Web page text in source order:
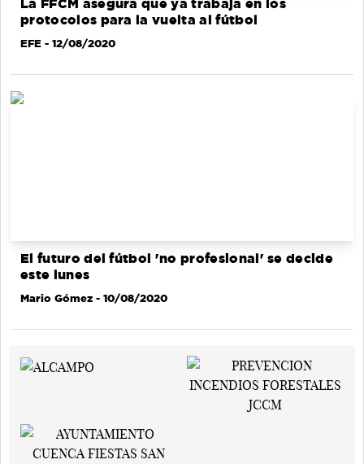
La FFCM asegura que ya trabaja en los
protocolos para la vuelta al fútbol
EFE - 12/08/2020
El futuro del fútbol 'no profesional' se decide
este lunes
Mario Gómez - 10/08/2020